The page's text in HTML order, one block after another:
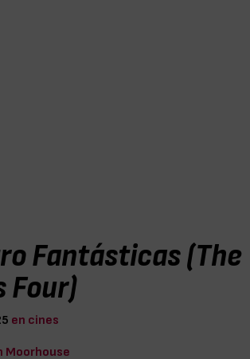
Fantásticas (The
Four)
en cines
Moorhouse